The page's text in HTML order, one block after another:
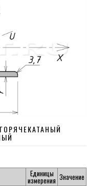
Единицы
измерения Значение